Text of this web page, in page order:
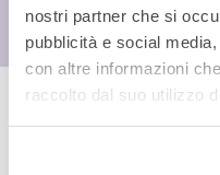
nostri partner che si
pubblicità e social
con altre informazioni
raccolto dal suo utilizzo